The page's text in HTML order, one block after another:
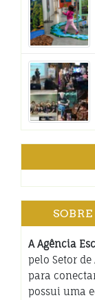
A Agência
pelo Setor de
para
possui uma